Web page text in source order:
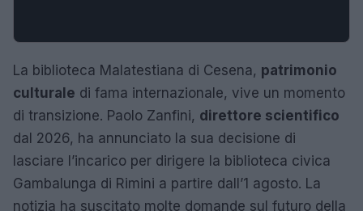
La biblioteca Malatestiana di Cesena, patrimonio
culturale di fama internazionale, vive un momento
di transizione. Paolo Zanfini, direttore scientifico
dal 2026, ha annunciato la sua decisione di
lasciare l’incarico per dirigere la biblioteca civica
Gambalunga di Rimini a partire dall’1 agosto. La
notizia ha suscitato molte domande sul futuro della